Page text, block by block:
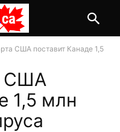
США поставит Канаде 1,5
США
1,5 млн